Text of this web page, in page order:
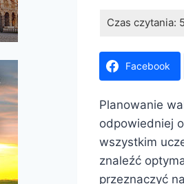
Facebook
Planowanie
odpowiedniej
wszystkim
znaleźć
przeznaczyć